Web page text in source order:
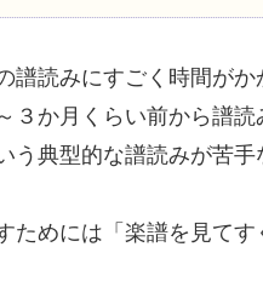
譜読みにすごく時間がか
３か月くらい前から譜
う典型的な譜読みが苦手
ためには「楽譜を見て